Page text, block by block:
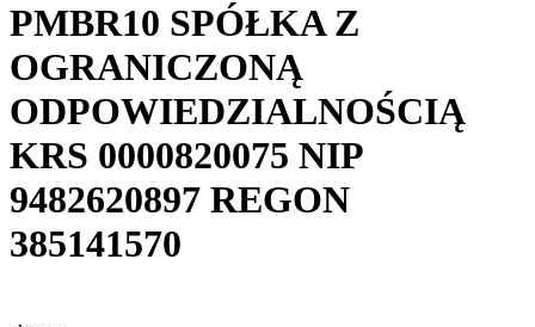
PMBR10 SPÓŁKA Z
OGRANICZONĄ
ODPOWIEDZIALNOŚCIĄ
KRS 0000820075 NIP
9482620897 REGON
385141570